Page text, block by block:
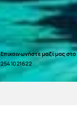
Eπικοινωνήστε μαζί μας στο
2541021622